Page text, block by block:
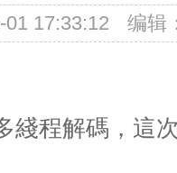
17:33:12 编辑
綫程解碼，這